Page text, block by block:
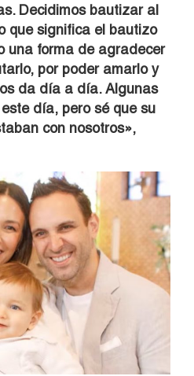
Decidimos bautizar al
que significa el bautizo
una forma de agradecer
por poder amarlo y
da día a día. Algunas
día, pero sé que su
con nosotros»,